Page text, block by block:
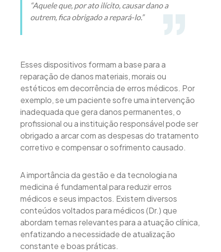
“Aquele que, por ato ilícito, causar dano a
outrem, fica obrigado a repará-lo.”
Esses dispositivos formam a base para a
reparação de danos materiais, morais ou
estéticos em decorrência de erros médicos. Por
exemplo, se um paciente sofre uma intervenção
inadequada que gera danos permanentes, o
profissional ou a instituição responsável pode ser
obrigado a arcar com as despesas do tratamento
corretivo e compensar o sofrimento causado.
A importância da gestão e da tecnologia na
medicina é fundamental para reduzir erros
médicos e seus impactos. Existem diversos
conteúdos voltados para médicos (Dr.) que
abordam temas relevantes para a atuação clínica,
enfatizando a necessidade de atualização
constante e boas práticas.